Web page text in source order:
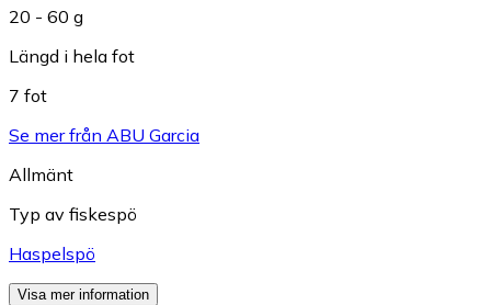
20 - 60 g
Längd i hela fot
7 fot
Se mer från ABU Garcia
Allmänt
Typ av fiskespö
Haspelspö
Visa mer information